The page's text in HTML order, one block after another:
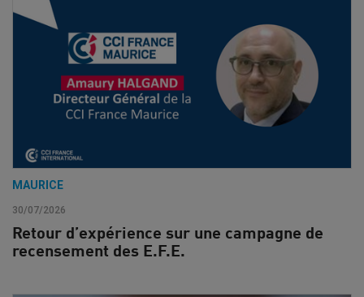
MAURICE
30/07/2026
Retour d’expérience sur une campagne de
recensement des E.F.E.